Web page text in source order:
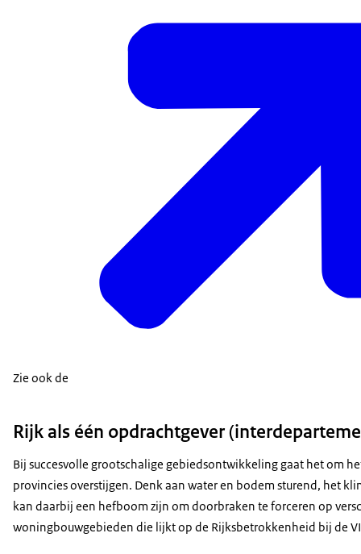
Zie ook de
Rijk als één opdrachtgever
Bij succesvolle grootschalige gebiedsontwikkeling gaat het om
provincies overstijgen. Denk aan water en bodem sturend, het
kan daarbij een hefboom zijn om doorbraken te forceren op
woningbouwgebieden die lijkt op de Rijksbetrokkenheid bij de